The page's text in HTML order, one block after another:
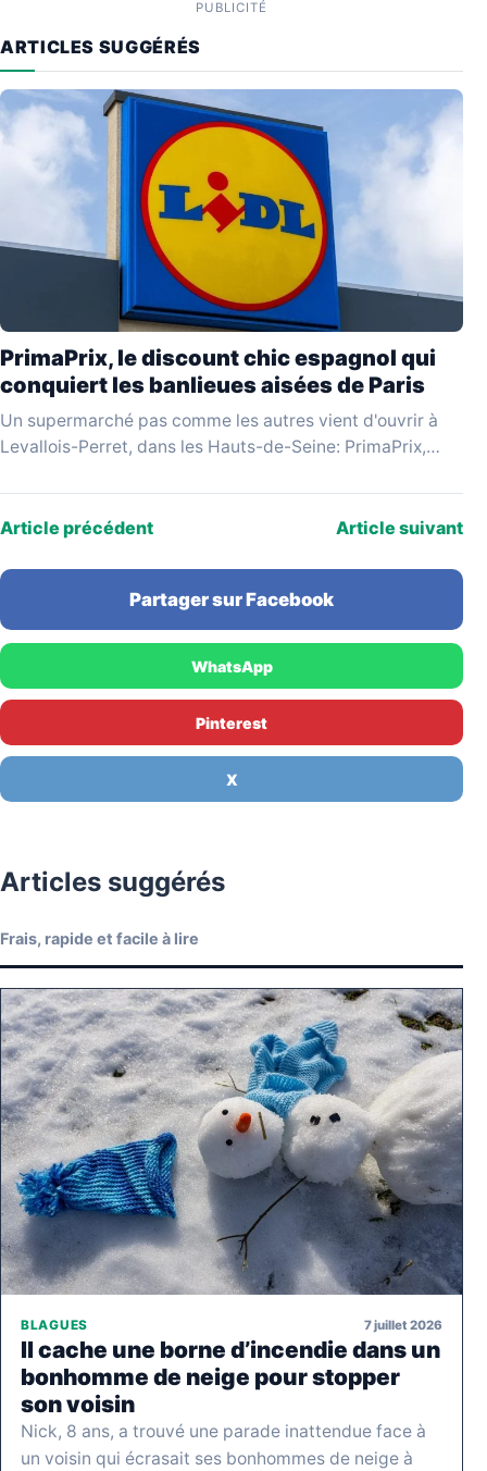
PUBLICITÉ
ARTICLES SUGGÉRÉS
PrimaPrix, le discount chic espagnol qui
conquiert les banlieues aisées de Paris
Un supermarché pas comme les autres vient d'ouvrir à
Levallois-Perret, dans les Hauts-de-Seine: PrimaPrix,
chic», attire une…
Article précédent Article suivant
Partager sur Facebook
WhatsApp
Pinterest
X
Articles suggérés
Frais, rapide et facile à lire
BLAGUES 7 juillet 2026
Il cache une borne d’incendie dans un
bonhomme de neige pour stopper
son voisin
Nick, 8 ans, a trouvé une parade inattendue face à
un voisin qui écrasait ses bonhommes de neige à